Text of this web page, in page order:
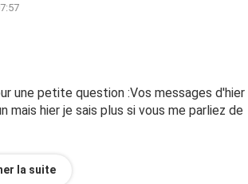
une petite question :Vos messages d'hier
hier je sais plus si vous me parliez de
la suite